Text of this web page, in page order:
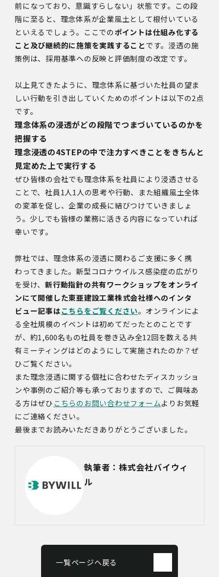
前になっており、意識すらしない」状態です。この段
階に至ると、理念体系が企業風土として根付いている
といえるでしょう。ここでのポイントは仕組み化する
こと及び継続的に施策を実践することです。浸透の施
策例は、採用基準への反映と評価制度の改定です。
以上見てきたように、理念体系に基づいた社員の望ま
しい行動を引き出していくためのポイントは以下の2点
です。
理念体系の浸透がどの段階でつまづいているのかを
把握する
理念浸透の4STEPの中で注力すべきことをきちんと
見定めた上で実行する
ぜひ皆様の会社でも理念体系を社員により浸透させる
ことで、社員1人1人の思考や行動、また組織風土全体
の変革を促し、企業の成長に結びつけていきましょ
う。少しでも皆様の業務に活きる内容になっていれば
幸いです。
弊社では、理念体系の浸透に関わるご支援に多く携
わってきました。新型コロナウイルス感染症の広がり
を受け、 新行動指針の共有ワークショップをオンライ
ンにて開催した東亜建設工業株式会社様へのインタ
ビュー記事はこちらをご覧ください。オンラインによ
る全社規模のイベントは初めてだったとのことです
が、約1,600名もの社員を巻き込み全12回を数える共
有ミーティングはどのようにして実施されたのか？ぜ
ひご覧ください。
また理念浸透に関する個社に合わせたディスカッショ
ンや事例のご紹介等も承っておりますので、ご興味あ
る方はぜひこちらのお問い合わせフォームよりお気軽
にご連絡ください。
最後までお読みいただきありがとうございました。
執筆者：株式会社バイウィ
ル
一覧ページへ戻る